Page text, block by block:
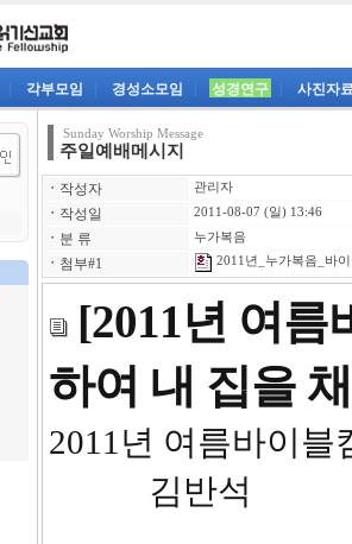
각부모임 경성소모임 성경연구 사진자
Sunday Worship Message
주일예배메시지
ㆍ 작성자 관리자
ㆍ 작성일 2011-08-07 (일) 13:46
ㆍ 분 류 누가복음
ㆍ 첨부#1 2011년_누가복음_바
[2011년 여름
하여 내 집을
2011년 여
김반석